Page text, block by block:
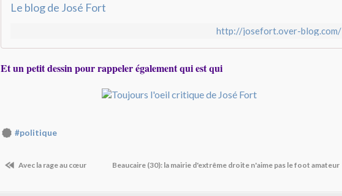
Le blog de José Fort
http://josefort.over-blog.com/
Et un petit dessin pour rappeler également qui est qui
#politique
Avec la rage au cœur Beaucaire (30): la mairie d'extrême droite n'aime pas le foot amateur